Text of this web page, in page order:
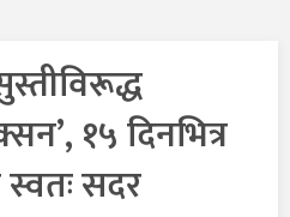
१५ दिनभित्र
सदर